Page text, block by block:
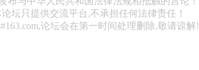
坛只提供交流平台,不承担任何法律责任！
论坛会在第一时间处理删除,敬请谅解!